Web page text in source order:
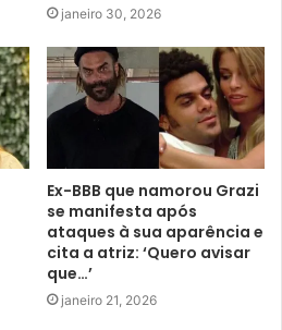
janeiro 30, 2026
Ex-BBB que namorou Grazi
se manifesta após
ataques à sua aparência e
cita a atriz: ‘Quero avisar
que…’
janeiro 21, 2026